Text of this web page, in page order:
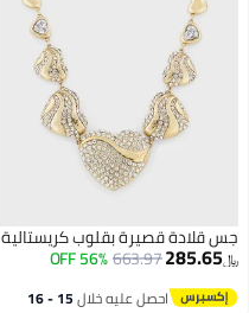
جس قلادة قصيرة بقلوب كريستالية
﷼‏285.65
663.97
56% OFF
احصل عليه خلال 15 - 16